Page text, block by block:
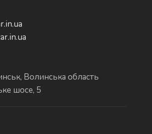
Волинська область
шосе, 5